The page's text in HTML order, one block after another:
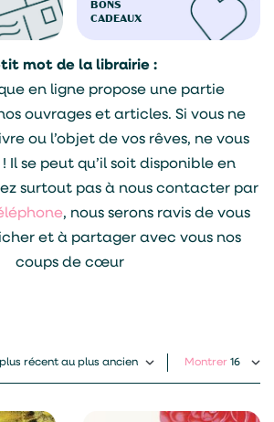
BONS
CADEAUX
mot de la librairie :
en ligne propose une partie
ouvrages et articles. Si vous ne
ou l’objet de vos rêves, ne vous
Il se peut qu’il soit disponible en
surtout pas à nous contacter par
, nous serons ravis de vous
et à partager avec vous nos
coups de cœur
Montrer